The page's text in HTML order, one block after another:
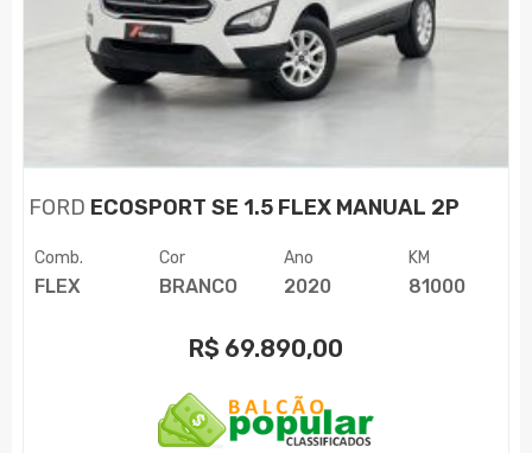
FORD ECOSPORT SE 1.5 FLEX MANUAL 2P
Comb.
FLEX
Cor
BRANCO
Ano
2020
KM
81000
R$ 69.890,00